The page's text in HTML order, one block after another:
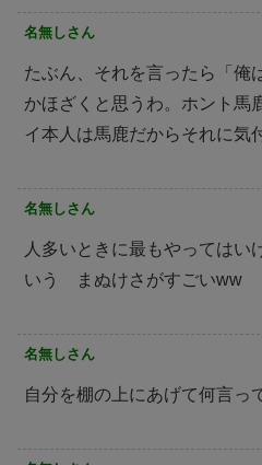
名無しさん
たぶん、それを言ったら「俺
かほざくと思うわ。ホント馬
イ本人は馬鹿だからそれに気
名無しさん
人多いときに最もやってはい
いう まぬけさがすごいww
名無しさん
自分を棚の上にあげて何言っ